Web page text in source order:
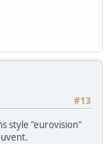
#13
style "eurovision"